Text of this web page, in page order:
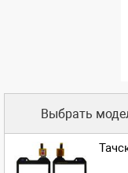
Выбрать